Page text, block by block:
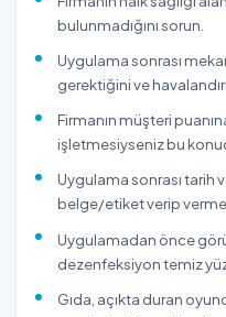
Dezenfeksiyon,
mantar ve diğer
ürünlerle etkisiz hale
farklı olarak gözle
hedefler. ULV (Ultra
dezenfektan mikron
her köşesine,
yüksek temaslı
olarak elle silinerek
ürünün ruhsatına,